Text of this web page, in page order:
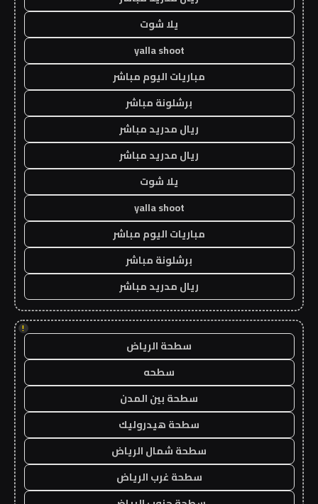
يلا شوت
yalla shoot
مباريات اليوم مباشر
برشلونة مباشر
ريال مدريد مباشر
ريال مدريد مباشر
يلا شوت
yalla shoot
مباريات اليوم مباشر
برشلونة مباشر
ريال مدريد مباشر
!
سطحة الرياض
سطحه
سطحة بين المدن
سطحة هيدروليك
سطحة شمال الرياض
سطحة غرب الرياض